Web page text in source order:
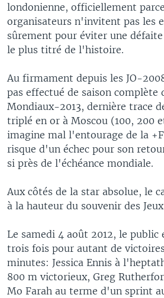
londonienne, officiellement
organisateurs n'invitent pas les
sûrement pour éviter une
le plus titré de l'histoire.
Au firmament depuis les JO-
pas effectué de saison complète
Mondiaux-2013, dernière trace
triplé en or à Moscou (100, 200
imagine mal l'entourage de la
risque d'un échec pour son
si près de l'échéance mondiale.
Aux côtés de la star absolue, le
à la hauteur du souvenir des Jeux
Le samedi 4 août 2012, le
trois fois pour autant de
minutes: Jessica Ennis à
800 m victorieux, Greg
Mo Farah au terme d'un sprint